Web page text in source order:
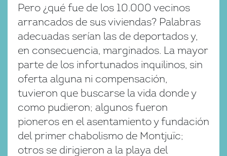
Pero ¿qué fue de los 10.000 vecinos
arrancados de sus viviendas? Palabras
adecuadas serían las de deportados y,
en consecuencia, marginados. La mayor
parte de los infortunados inquilinos, sin
oferta alguna ni compensación,
tuvieron que buscarse la vida donde y
como pudieron; algunos fueron
pioneros en el asentamiento y fundación
del primer chabolismo de Montjuïc;
otros se dirigieron a la playa del